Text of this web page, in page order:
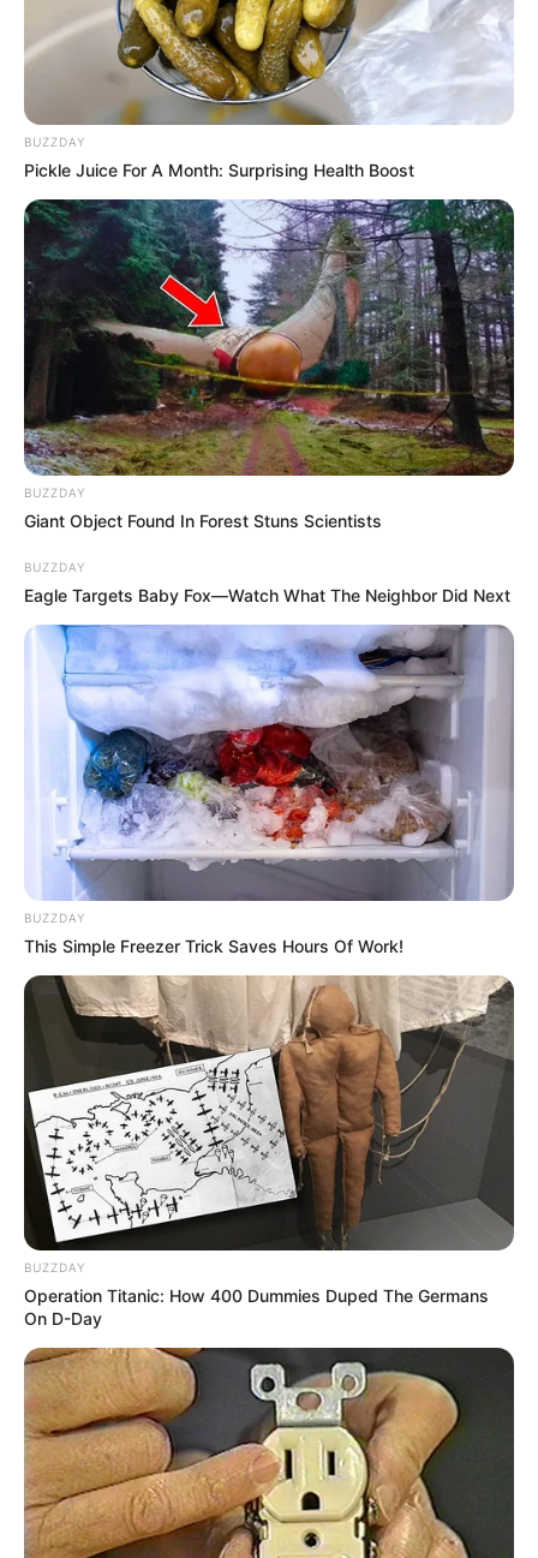
BUZZDAY
Pickle Juice For A Month: Surprising Health Boost
BUZZDAY
Giant Object Found In Forest Stuns Scientists
BUZZDAY
Eagle Targets Baby Fox—Watch What The Neighbor Did Next
BUZZDAY
This Simple Freezer Trick Saves Hours Of Work!
BUZZDAY
Operation Titanic: How 400 Dummies Duped The Germans
On D-Day